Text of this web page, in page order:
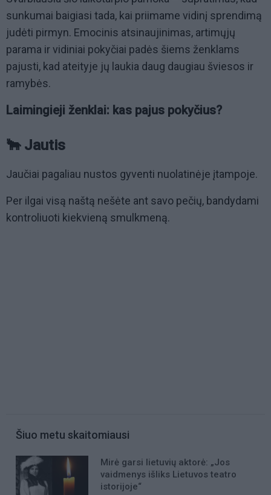
sunkumai baigiasi tada, kai priimame vidinį sprendimą
judėti pirmyn. Emocinis atsinaujinimas, artimųjų
parama ir vidiniai pokyčiai padės šiems ženklams
pajusti, kad ateityje jų laukia daug daugiau šviesos ir
ramybės.
Laimingieji ženklai: kas pajus pokyčius?
🐂 Jautis
Jaučiai pagaliau nustos gyventi nuolatinėje įtampoje.
Per ilgai visą naštą nešėte ant savo pečių, bandydami
kontroliuoti kiekvieną smulkmeną.
Šiuo metu skaitomiausi
Mirė garsi lietuvių aktorė: „Jos
vaidmenys išliks Lietuvos teatro
istorijoje“